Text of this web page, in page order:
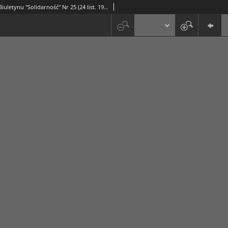
Informator Biuletynu "Solidarność" Nr 25 (24 list. 1981)